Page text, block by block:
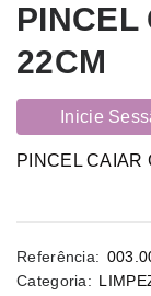
PINCEL
22CM
Inicie
PINCEL CAIAR
Referência:
Categoria: